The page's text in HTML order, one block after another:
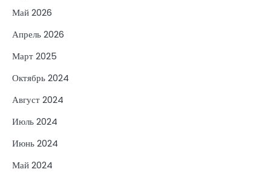
Май 2026
Апрель 2026
Март 2025
Октябрь 2024
Август 2024
Июль 2024
Июнь 2024
Май 2024